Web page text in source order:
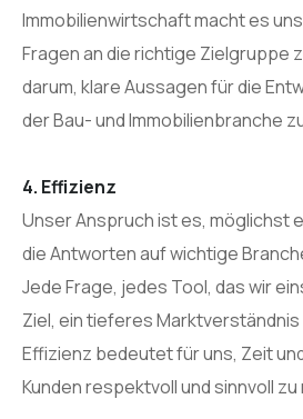
Immobilienwirtschaft macht es
Fragen an die richtige Zielgruppe
darum, klare Aussagen für die
der Bau- und Immobilienbranche
4. Effizienz
Unser Anspruch ist es, möglichst
die Antworten auf wichtige
Jede Frage, jedes Tool, das wir
Ziel, ein tieferes
Effizienz bedeutet für uns, Zeit
Kunden respektvoll und sinnvoll zu